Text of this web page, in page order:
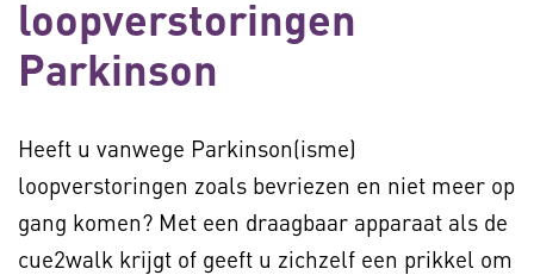
loopverstoringen
Parkinson
Heeft u vanwege Parkinson(isme)
loopverstoringen zoals bevriezen en niet meer op
gang komen? Met een draagbaar apparaat als de
cue2walk krijgt of geeft u zichzelf een prikkel om